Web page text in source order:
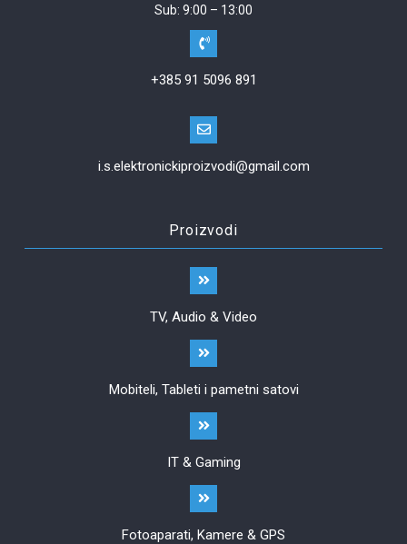
Sub: 9:00 – 13:00
+385 91 5096 891
i.s.elektronickiproizvodi@gmail.com
Proizvodi
TV, Audio & Video
Mobiteli, Tableti i pametni satovi
IT & Gaming
Fotoaparati, Kamere & GPS